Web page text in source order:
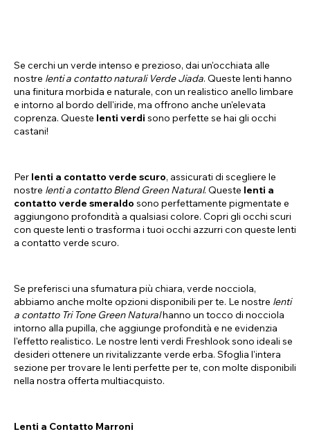
Se cerchi un verde intenso e prezioso, dai un'occhiata alle
nostre lenti a contatto naturali Verde Jiada. Queste lenti hanno
una finitura morbida e naturale, con un realistico anello limbare
e intorno al bordo dell'iride, ma offrono anche un'elevata
coprenza. Queste lenti verdi sono perfette se hai gli occhi
castani!
Per lenti a contatto verde scuro, assicurati di scegliere le
nostre lenti a contatto Blend Green Natural. Queste lenti a
contatto verde smeraldo sono perfettamente pigmentate e
aggiungono profondità a qualsiasi colore. Copri gli occhi scuri
con queste lenti o trasforma i tuoi occhi azzurri con queste lenti
a contatto verde scuro.
Se preferisci una sfumatura più chiara, verde nocciola,
abbiamo anche molte opzioni disponibili per te. Le nostre lenti
a contatto Tri Tone Green Naturalhanno un tocco di nocciola
intorno alla pupilla, che aggiunge profondità e ne evidenzia
l'effetto realistico. Le nostre lenti verdi Freshlook sono ideali se
desideri ottenere un rivitalizzante verde erba. Sfoglia l'intera
sezione per trovare le lenti perfette per te, con molte disponibili
nella nostra offerta multiacquisto.
Lenti a Contatto Marroni